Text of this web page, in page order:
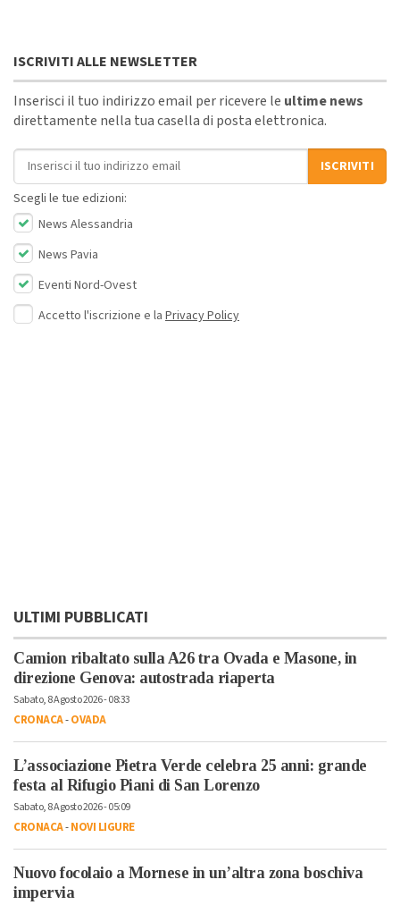
ISCRIVITI ALLE NEWSLETTER
Inserisci il tuo indirizzo email per ricevere le ultime news
direttamente nella tua casella di posta elettronica.
Indirizzo email
ISCRIVITI
Scegli le tue edizioni:
News Alessandria
News Pavia
Eventi Nord-Ovest
Accetto l'iscrizione e la Privacy Policy
ULTIMI PUBBLICATI
Camion ribaltato sulla A26 tra Ovada e Masone, in
direzione Genova: autostrada riaperta
Sabato, 8 Agosto 2026 - 08:33
CRONACA-OVADA
L’associazione Pietra Verde celebra 25 anni: grande
festa al Rifugio Piani di San Lorenzo
Sabato, 8 Agosto 2026 - 05:09
CRONACA-NOVI LIGURE
Nuovo focolaio a Mornese in un’altra zona boschiva
impervia